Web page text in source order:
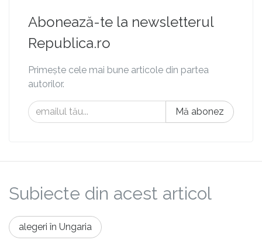
Abonează-te la newsletterul
Republica.ro
Primește cele mai bune articole din partea
autorilor.
Mă abonez
Subiecte din acest articol
alegeri în Ungaria